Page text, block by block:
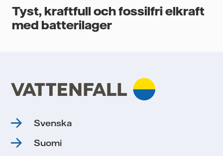
Tyst, kraftfull och fossilfri elkraft
med batterilager
Svenska
Suomi